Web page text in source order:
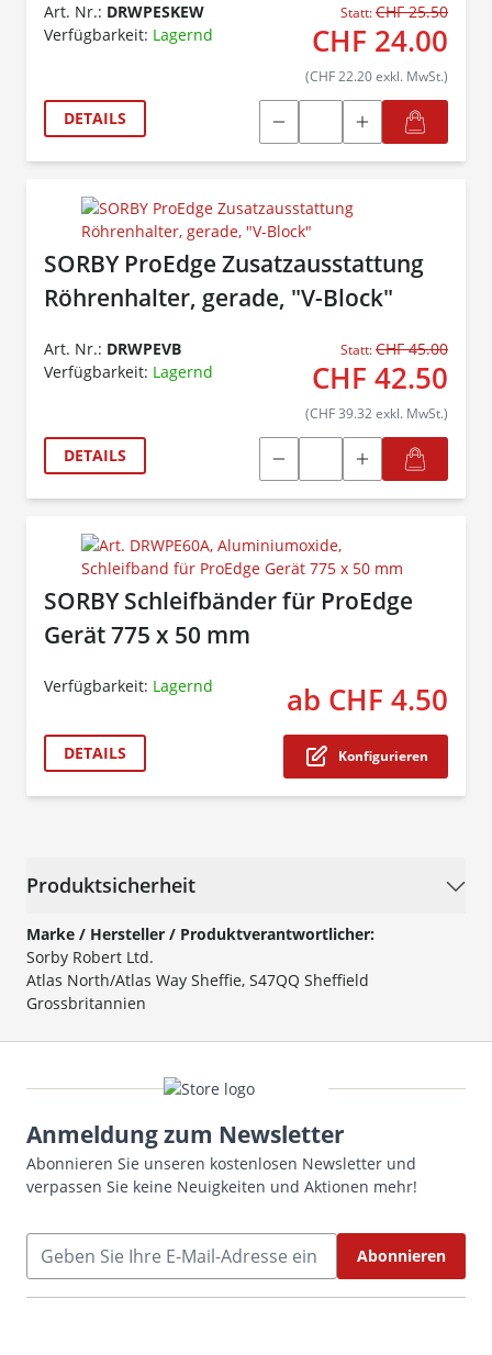
Art. Nr.: DRWPESKEW
Verfügbarkeit: Lagernd
Statt:CHF 25.50
CHF 24.00
(CHF 22.20 exkl. MwSt.)
DETAILS
SORBY ProEdge Zusatzausstattung
Röhrenhalter, gerade, "V-Block"
Art. Nr.: DRWPEVB
Verfügbarkeit: Lagernd
Statt:CHF 45.00
CHF 42.50
(CHF 39.32 exkl. MwSt.)
DETAILS
SORBY Schleifbänder für ProEdge
Gerät 775 x 50 mm
Verfügbarkeit: Lagernd ab CHF 4.50
The
DETAILS
Konfigurieren
Produktsicherheit
Marke / Hersteller / Produktverantwortlicher:
Sorby Robert Ltd.
Atlas North/Atlas Way Sheffie, S47QQ Sheffield
Grossbritannien
Anmeldung zum Newsletter
Abonnieren Sie unseren kostenlosen Newsletter und
verpassen Sie keine Neuigkeiten und Aktionen mehr!
Abonnieren